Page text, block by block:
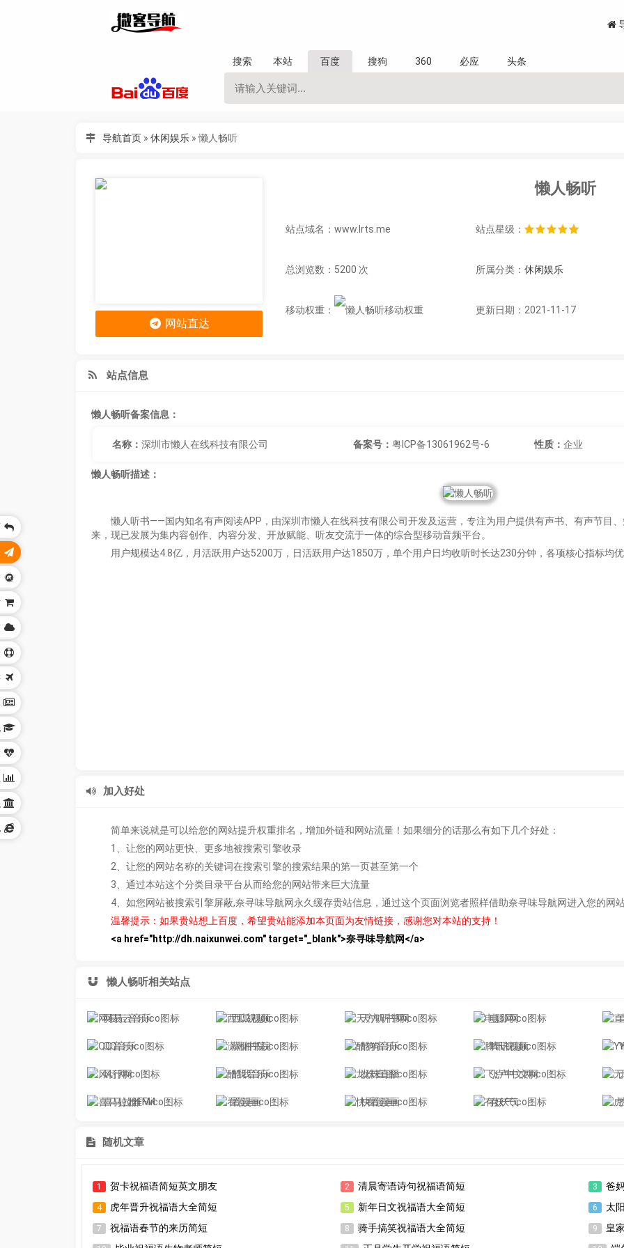
搜索 本站 百度 搜狗 360 必应 头条
导航首页» 休闲娱乐» 懒人畅听
懒人畅听
站点域名：www.lrts.me 站点星级：
总浏览数：5200 次 所属分类：休闲娱乐
移动权重： 更新日期：2021-11-17
网站直达
站点信息
懒人畅听备案信息：
名称： 深圳市懒人在线科技有限公司 备案号： 粤ICP备13061962号-6 性质： 企业
懒人畅听描述：
懒人听书——国内知名有声阅读APP，由深圳市懒人在线科技有限公司开发及运营，专注为用户提供有声书、有声节目
来，现已发展为集内容创作、内容分发、开放赋能、听友交流于一体的综合型移动音频平台。
用户规模达4.8亿，月活跃用户达5200万，日活跃用户达1850万，单个用户日均收听时长达230分钟，各项核心指标均
加入好处
简单来说就是可以给您的网站提升权重排名，增加外链和网站流量！如果细分的话那么有如下几个好处：
1、让您的网站更快、更多地被搜索引擎收录
2、让您的网站名称的关键词在搜索引擎的搜索结果的第一页甚至第一个
3、通过本站这个分类目录平台从而给您的网站带来巨大流量
4、如您网站被搜索引擎屏蔽,奈寻味导航网永久缓存贵站信息，通过这个页面浏览者照样借助奈寻味导航网进入您的网
温馨提示：如果贵站想上百度，希望贵站能添加本页面为友情链接，感谢您对本站的支持！
<a href="http://dh.naixunwei.com" target="_blank">奈寻味导航网</a>
懒人畅听相关站点
网易云音乐 西瓜视频 天方听书网 电影网
QQ音乐 潇湘书院 酷狗音乐 腾讯视频
风行网 酷我音乐 龙珠直播 飞卢中文网
喜马拉雅FM 看漫画 快看漫画 有妖气
随机文章
1 贺卡祝福语简短英文朋友 2 清晨寄语诗句祝福语简短 3 爸
4 虎年晋升祝福语大全简短 5 新年日文祝福语大全简短 6 太
7 祝福语春节的来历简短 8 骑手搞笑祝福语大全简短 9 皇